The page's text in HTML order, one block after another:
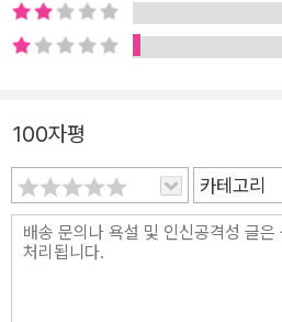
도 우리는 ‘정말로?’ 하고 그다음을
난 이야기라면, 질문은 더욱 집요하
궁금하기에.작가는 이야기를 탄생
나 자기만의 운명을 살아간다. 이야
삶이 계속된다면, 삶이 뿌리째 흔들
그들은 그 후에 어떻게 되었을까?
은 여전히 소설 속 인물들을 떠나보
100자평
카테고리